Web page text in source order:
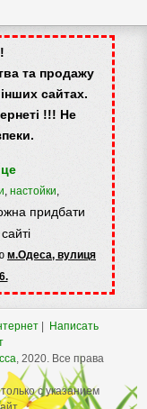
та продажу
сайтах.
!!! Не
, настойки,
придбати
м.Одеса, вулиця
| Написать
, 2020. Все права
с указанием